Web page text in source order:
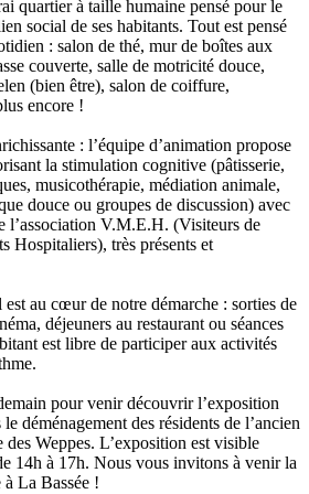
quartier à taille humaine pensé pour le
social de ses habitants. Tout est pensé
: salon de thé, mur de boîtes aux
couverte, salle de motricité douce,
(bien être), salon de coiffure,
encore !
: l’équipe d’animation propose
la stimulation cognitive (pâtisserie,
musicothérapie, médiation animale,
douce ou groupes de discussion) avec
l’association V.M.E.H. (Visiteurs de
Hospitaliers), très présents et
au cœur de notre démarche : sorties de
déjeuners au restaurant ou séances
est libre de participer aux activités
pour venir découvrir l’exposition
déménagement des résidents de l’ancien
Weppes. L’exposition est visible
14h à 17h. Nous vous invitons à venir la
La Bassée !